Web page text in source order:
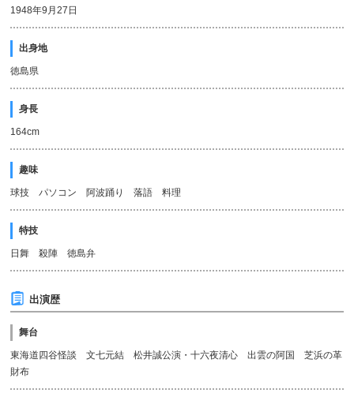
1948年9月27日
出身地
徳島県
身長
164cm
趣味
球技 パソコン 阿波踊り 落語 料理
特技
日舞 殺陣 徳島弁
出演歴
舞台
東海道四谷怪談 文七元結 松井誠公演・十六夜清心 出雲の阿国 芝浜の革
財布